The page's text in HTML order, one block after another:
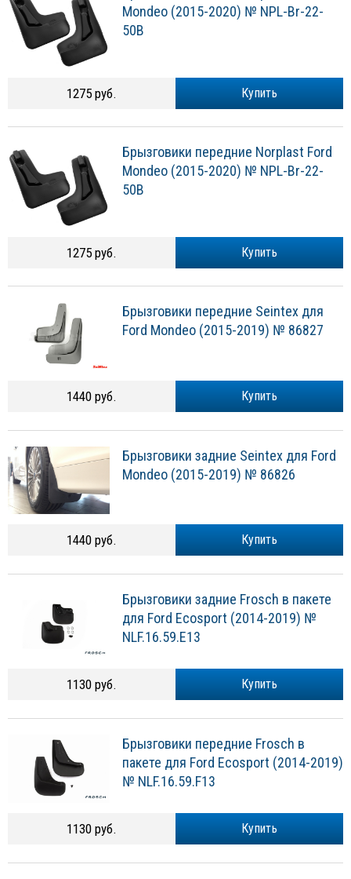
Mondeo (2015-2020) № NPL-Br-22-
50B
Купить
1275 руб.
Брызговики передние Norplast Ford
Mondeo (2015-2020) № NPL-Br-22-
50B
Купить
1275 руб.
Брызговики передние Seintex для
Ford Mondeo (2015-2019) № 86827
Купить
1440 руб.
Брызговики задние Seintex для Ford
Mondeo (2015-2019) № 86826
Купить
1440 руб.
Брызговики задние Frosch в пакете
для Ford Ecosport (2014-2019) №
NLF.16.59.E13
Купить
1130 руб.
Брызговики передние Frosch в
пакете для Ford Ecosport (2014-2019)
№ NLF.16.59.F13
Купить
1130 руб.